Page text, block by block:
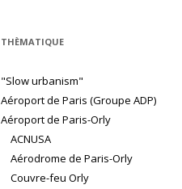
THÈMATIQUE
"Slow urbanism"
Aéroport de Paris (Groupe ADP)
Aéroport de Paris-Orly
ACNUSA
Aérodrome de Paris-Orly
Couvre-feu Orly